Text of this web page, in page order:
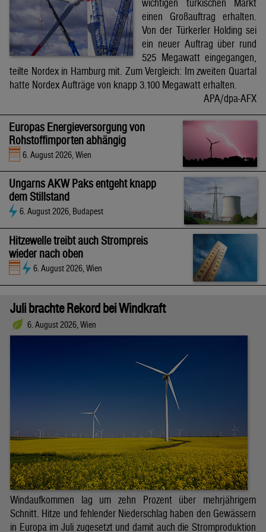
wichtigen türkischen Markt
einen Großauftrag erhalten.
Von der Türkerler Holding sei
ein neuer Auftrag über rund
525 Megawatt eingegangen,
teilte Nordex in Hamburg mit. Zum Vergleich: Im zweiten Quartal
hatte Nordex Aufträge von knapp 3.100 Megawatt erhalten.
APA/dpa-AFX
Europas Energieversorgung von
Rohstoffimporten abhängig
6. August 2026, Wien
Ungarns AKW Paks entgeht knapp
dem Stillstand
6. August 2026, Budapest
Hitzewelle treibt auch Strompreis
wieder nach oben
6. August 2026, Wien
Juli brachte Rekord bei Windkraft
6. August 2026, Wien
Windaufkommen lag um zehn Prozent über mehrjährigem
Schnitt. Hitze und fehlender Niederschlag haben den Gewässern
in Europa im Juli zugesetzt und damit auch die Stromproduktion